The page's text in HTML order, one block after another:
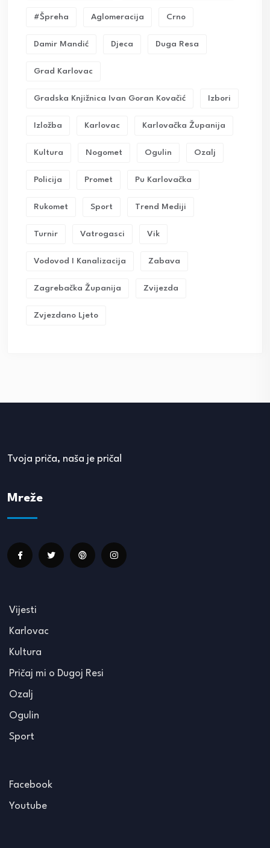
#Špreha Aglomeracija Crno
Damir Mandić Djeca Duga Resa
Grad Karlovac
Gradska Knjižnica Ivan Goran Kovačić Izbori
Izložba Karlovac Karlovačka Županija
Kultura Nogomet Ogulin Ozalj
Policija Promet Pu Karlovačka
Rukomet Sport Trend Mediji
Turnir Vatrogasci Vik
Vodovod I Kanalizacija Zabava
Zagrebačka Županija Zvijezda
Zvjezdano Ljeto
Tvoja priča, naša je priča!
Mreže
Vijesti
Karlovac
Kultura
Pričaj mi o Dugoj Resi
Ozalj
Ogulin
Sport
Facebook
Youtube